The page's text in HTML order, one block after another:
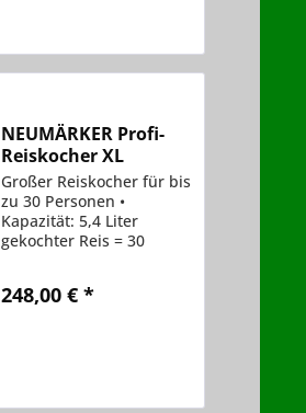
NEUMÄRKER Profi-
Reiskocher XL
Großer Reiskocher für bis
zu 30 Personen •
Kapazität: 5,4 Liter
gekochter Reis = 30
1 Portion (ergibt ca. 150g
248,00 € *